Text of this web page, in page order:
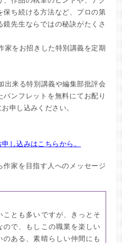
保ち続ける方法など、プロの第
先生ならではの秘訣がたくさ
家をお招きした特別講義を定期
出来る特別講義や編集部批評会
ンフレットを無料にてお配り
申し込みください。
し込みはこちらから。
家を目指す人へのメッセージ
とも多いですが、きっとそ
ので、もしこの職業を楽しい
のある、素晴らしい仲間にも